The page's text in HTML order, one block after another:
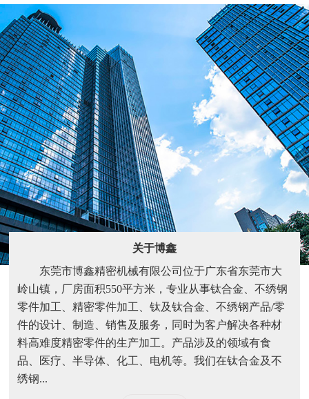
关于博鑫
东莞市博鑫精密机械有限公司位于广东省东莞市大
岭山镇，厂房面积550平方米，专业从事钛合金、不绣钢
零件加工、精密零件加工、钛及钛合金、不绣钢产品/零
件的设计、制造、销售及服务，同时为客户解决各种材
料高难度精密零件的生产加工。产品涉及的领域有食
品、医疗、半导体、化工、电机等。我们在钛合金及不
绣钢...